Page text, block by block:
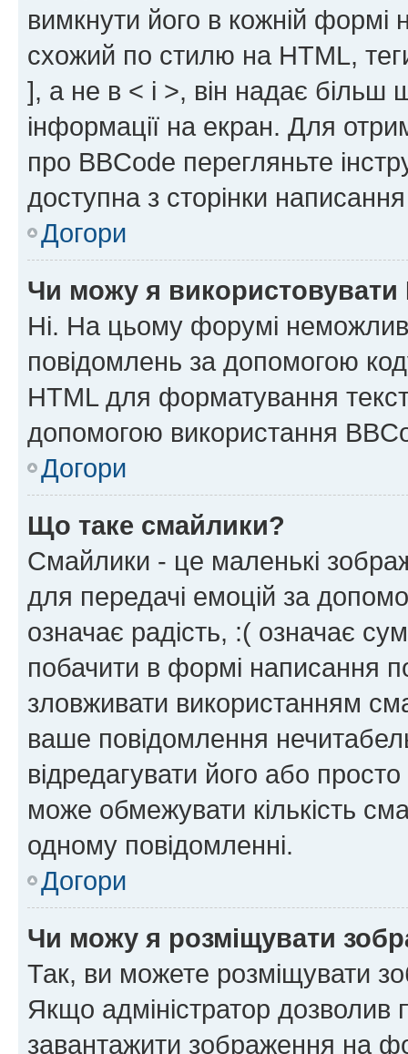
вимкнути його в кожній
схожий по стилю на HTML,
], а не в < і >, він надає більш
інформації на екран. Для
про BBCode перегляньте
доступна з сторінки
Догори
Чи можу я використовувати
Ні. На цьому форумі
повідомлень за допомогою
HTML для форматування
допомогою використання
Догори
Що таке смайлики?
Смайлики - це маленькі
для передачі емоцій за
означає радість, :( означає
побачити в формі написання
зловживати використанням
ваше повідомлення
відредагувати його або
може обмежувати кількість
одному повідомленні.
Догори
Чи можу я розміщувати
Так, ви можете розміщувати
Якщо адміністратор
завантажити зображення на